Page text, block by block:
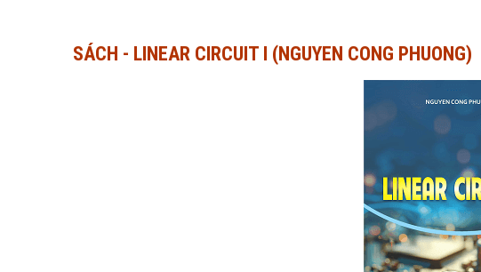
SÁCH - LINEAR CIRCUIT I (NGUYEN CONG PHUONG)